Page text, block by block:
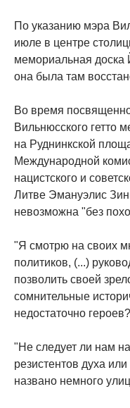
По указанию мэра
июле в центре
мемориальная доска
она была там
Во время
Вильнюсского гетто
на Руднинкской
Международной
нацистского и
Литве Эмануэлис
невозможна "без
"Я смотрю на своих
политиков, (...)
позволить своей
сомнительные
недостаточно
"Не следует ли нам
резистентов духа
названо немного